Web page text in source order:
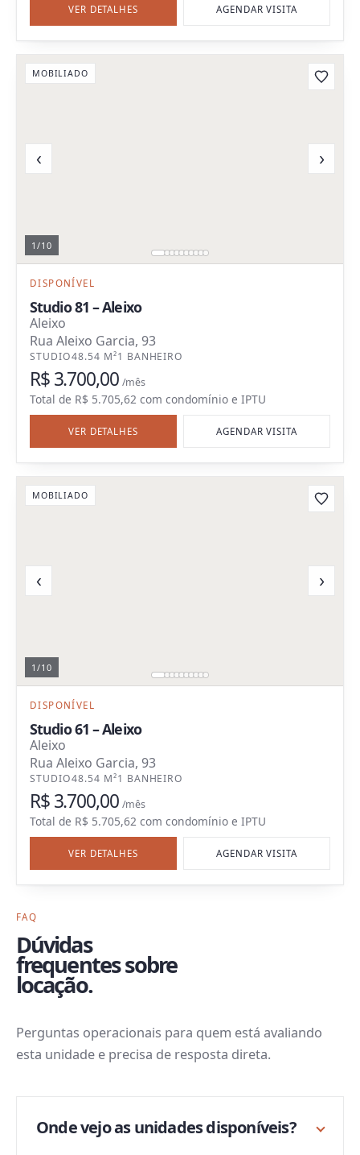
VER DETALHES AGENDAR VISITA
MOBILIADO
‹ ›
1 /10
DISPONÍVEL
Studio 81 – Aleixo
Aleixo
Rua Aleixo Garcia, 93
STUDIO48.54 M²1 BANHEIRO
R$ 3.700,00 /mês
Total de R$ 5.705,62 com condomínio e IPTU
VER DETALHES AGENDAR VISITA
MOBILIADO
‹ ›
1 /10
DISPONÍVEL
Studio 61 – Aleixo
Aleixo
Rua Aleixo Garcia, 93
STUDIO48.54 M²1 BANHEIRO
R$ 3.700,00 /mês
Total de R$ 5.705,62 com condomínio e IPTU
VER DETALHES AGENDAR VISITA
FAQ
Dúvidas
frequentes sobre
locação.
Perguntas operacionais para quem está avaliando
esta unidade e precisa de resposta direta.
Onde vejo as unidades disponíveis?